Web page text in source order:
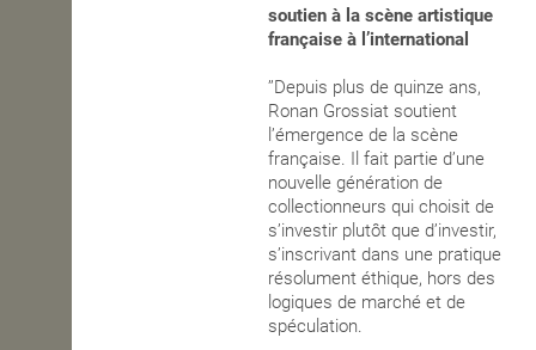
soutien à la scène artistique
française à l’international
’’Depuis plus de quinze ans,
Ronan Grossiat soutient
l’émergence de la scène
française. Il fait partie d’une
nouvelle génération de
collectionneurs qui choisit de
s’investir plutôt que d’investir,
s’inscrivant dans une pratique
résolument éthique, hors des
logiques de marché et de
spéculation.